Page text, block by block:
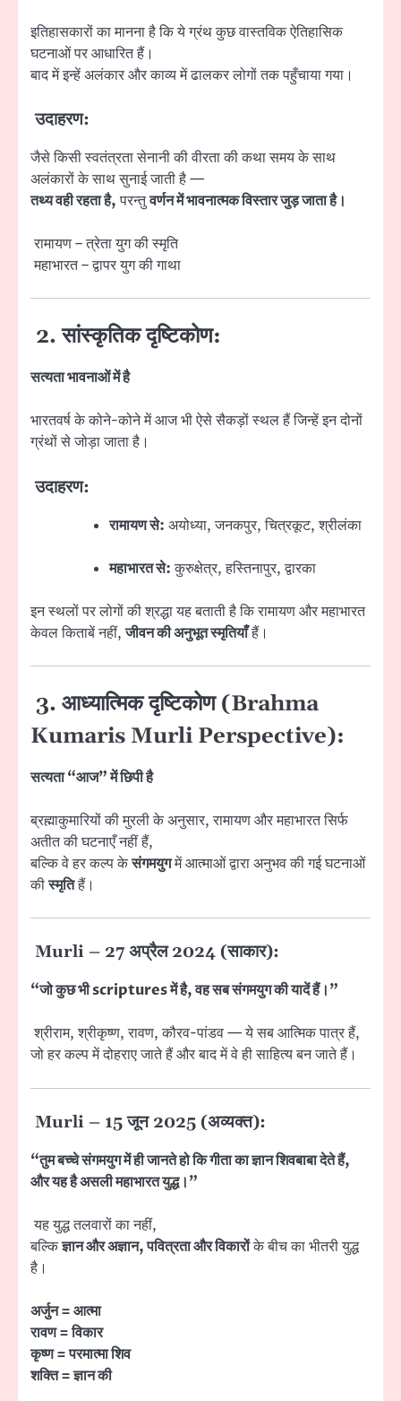
इतिहासकारों का मानना है कि ये ग्रंथ कुछ वास्तविक ऐतिहासिक
घटनाओं पर आधारित हैं।
बाद में इन्हें अलंकार और काव्य में ढालकर लोगों तक पहुँचाया गया।
उदाहरण:
जैसे किसी स्वतंत्रता सेनानी की वीरता की कथा समय के साथ
अलंकारों के साथ सुनाई जाती है —
तथ्य वही रहता है,परन्तुवर्णन में भावनात्मक विस्तार जुड़ जाता है।
रामायण – त्रेता युग की स्मृति
महाभारत – द्वापर युग की गाथा
2. सांस्कृतिक दृष्टिकोण:
सत्यता भावनाओं में है
भारतवर्ष के कोने-कोने में आज भी ऐसे सैकड़ों स्थल हैं जिन्हें इन दोनों
ग्रंथों से जोड़ा जाता है।
उदाहरण:
रामायण से: अयोध्या, जनकपुर, चित्रकूट, श्रीलंका
महाभारत से:कुरुक्षेत्र, हस्तिनापुर, द्वारका
इन स्थलों पर लोगों की श्रद्धा यह बताती है कि रामायण और महाभारत
केवल किताबें नहीं,जीवन की अनुभूत स्मृतियाँहैं।
3. आध्यात्मिक दृष्टिकोण (Brahma
Kumaris Murli Perspective):
सत्यता “आज” में छिपी है
ब्रह्माकुमारियों की मुरली के अनुसार, रामायण और महाभारत सिर्फ
अतीत की घटनाएँ नहीं हैं,
बल्कि वे हर कल्प केसंगमयुगमें आत्माओं द्वारा अनुभव की गई घटनाओं
कीस्मृतिहैं।
Murli – 27 अप्रैल 2024 (साकार):
“जो कुछ भी scriptures में है, वह सब संगमयुग की यादें हैं।”
श्रीराम, श्रीकृष्ण, रावण, कौरव-पांडव — ये सब आत्मिक पात्र हैं,
जो हर कल्प में दोहराए जाते हैं और बाद में वे ही साहित्य बन जाते हैं।
Murli – 15 जून 2025 (अव्यक्त):
“तुम बच्चे संगमयुग में ही जानते हो कि गीता का ज्ञान शिवबाबा देते हैं,
और यह है असली महाभारत युद्ध।”
यह युद्ध तलवारों का नहीं,
बल्किज्ञान और अज्ञान, पवित्रता और विकारोंके बीच का भीतरी युद्ध
है।
अर्जुन = आत्मा
रावण = विकार
कृष्ण = परमात्मा शिव
शक्ति = ज्ञान की